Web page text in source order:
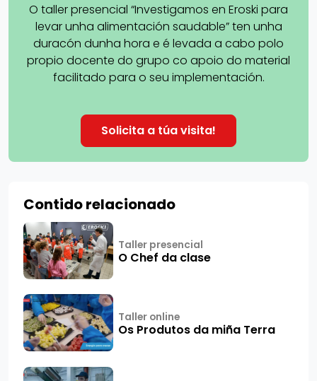
O taller presencial “Investigamos en Eroski para
levar unha alimentación saudable” ten unha
duracón dunha hora e é levada a cabo polo
propio docente do grupo co apoio do material
facilitado para o seu implementación.
Solicita a túa visita!
Contido relacionado
Taller presencial
O Chef da clase
Taller online
Os Produtos da miña Terra